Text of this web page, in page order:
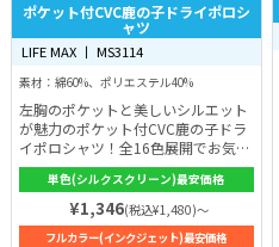
ポケット付CVC鹿の子ドライポロシ
ャツ
LIFE MAX 丨 MS3114
素材：綿60%、ポリエステル40%
左胸のポケットと美しいシルエット
が魅力のポケット付CVC鹿の子ドラ
イポロシャツ！全16色展開でお気に
入りのポロシャツが作れます！
単色(シルクスクリーン)最安価格
¥1,346(税込¥1,480)～
フルカラー(インクジェット)最安価格